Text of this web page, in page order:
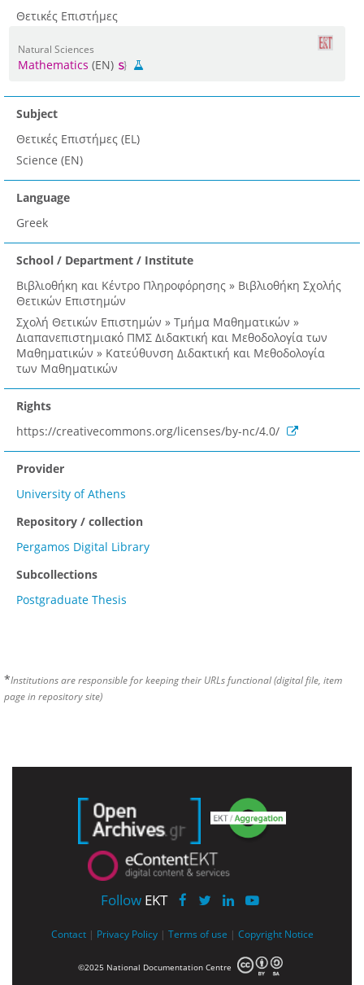
Θετικές Επιστήμες
Natural Sciences
Mathematics (EN)
Subject
Θετικές Επιστήμες (EL)
Science (EN)
Language
Greek
School / Department / Institute
Βιβλιοθήκη και Κέντρο Πληροφόρησης » Βιβλιοθήκη Σχολής
Θετικών Επιστημών
Σχολή Θετικών Επιστημών » Τμήμα Μαθηματικών »
Διαπανεπιστημιακό ΠΜΣ Διδακτική και Μεθοδολογία των
Μαθηματικών » Κατεύθυνση Διδακτική και Μεθοδολογία
των Μαθηματικών
Rights
https://creativecommons.org/licenses/by-nc/4.0/
Provider
University of Athens
Repository / collection
Pergamos Digital Library
Subcollections
Postgraduate Thesis
*Institutions are responsible for keeping their URLs functional (digital file, item
page in repository site)
Follow EKT
Contact | Privacy Policy | Terms of use | Copyright Notice
©2025 National Documentation Centre